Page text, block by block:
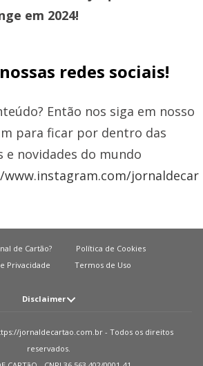
em 2024!
redes sociais!
Então nos siga em nosso
para ficar por dentro das
e novidades do mundo
jornaldecar
de Cartão?
Política de Cookies
Privacidade
Termos de Uso
Disclaimer
de qualquer tipo de produto financeiro, seja
ou empréstimo. Caso isto aconteça nos
jornaldecartao.com.br - Todos os direitos
reservados.